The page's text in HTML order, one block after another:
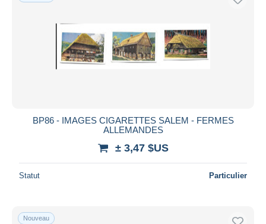
BP86 - IMAGES CIGARETTES SALEM - FERMES
ALLEMANDES
± 3,47 $US
Statut Particulier
Nouveau